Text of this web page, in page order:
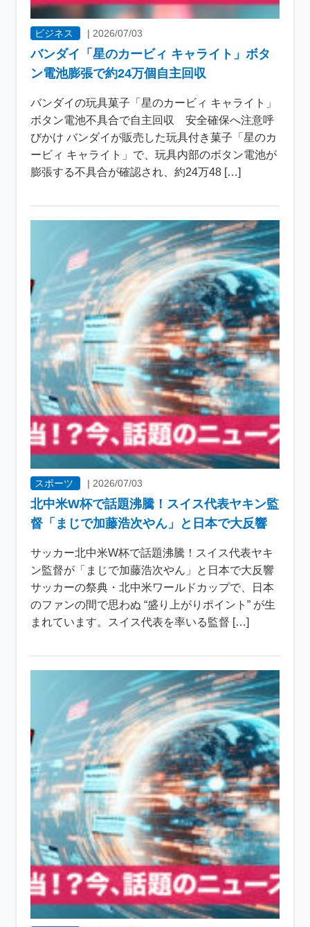
ビジネス | 2026/07/03
バンダイ「星のカービィ キャライト」ボタ
ン電池膨張で約24万個自主回収
バンダイの玩具菓子「星のカービィ キャライト」
ボタン電池不具合で自主回収 安全確保へ注意呼
びかけ バンダイが販売した玩具付き菓子「星のカ
ービィ キャライト」で、玩具内部のボタン電池が
膨張する不具合が確認され、約24万48 […]
スポーツ | 2026/07/03
北中米W杯で話題沸騰！スイス代表ヤキン監
督「まじで加藤浩次やん」と日本で大反響
サッカー北中米W杯で話題沸騰！スイス代表ヤキ
ン監督が「まじで加藤浩次やん」と日本で大反響
サッカーの祭典・北中米ワールドカップで、日本
のファンの間で思わぬ “盛り上がりポイント” が生
まれています。スイス代表を率いる監督 […]